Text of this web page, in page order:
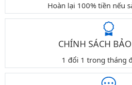
Hoàn lại 100% tiền nếu
CHÍNH SÁCH
1 đổi 1 trong tháng